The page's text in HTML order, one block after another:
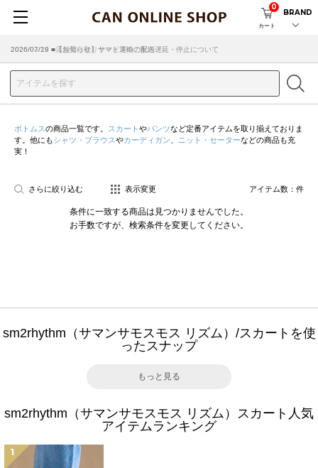
カート
0
BRAND
2026/07/29 ■【お知らせ】ヤマト運輸の配送遅延・停止について
2026/03/18 ■店舗受け取りサービスのご案内
ボトムスの商品一覧です。 スカート やパンツなど定番アイテムを取り揃えておりま
す。他にもシャツ・ブラウスやカーディガン ニット・セーターなどの商品も充
実！
さらに絞り込む 表示変更 アイテム数： 件
条件に一致する商品は見つかりませんでした。
お手数ですが、検索条件を変更してください。
sm2rhythm（サマンサモスモス リズム）/スカートを使
ったスナップ
もっと見る
sm2rhythm（サマンサモスモス リズム）スカート人気
アイテムランキング
1